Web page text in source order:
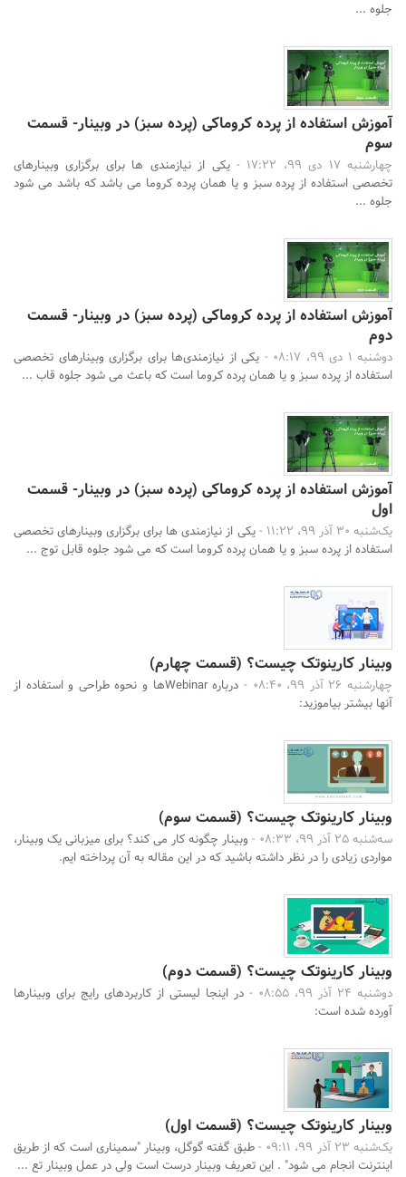
جلوه ...
آموزش استفاده از پرده کروماکی (پرده سبز) در وبینار- قسمت
سوم
چهارشنبه 17 دی 99، 17:22 -
یکی از نیازمندی ها برای برگزاری وبینارهای
تخصصی استفاده از پرده سبز و یا همان پرده کروما می باشد که باشد می شود
جلوه ...
آموزش استفاده از پرده کروماکی (پرده سبز) در وبینار- قسمت
دوم
دوشنبه 1 دی 99، 08:17 -
یکی از نیازمندی‌ها برای برگزاری وبینارهای تخصصی
استفاده از پرده سبز و یا همان پرده کروما است که باعث می شود جلوه قاب ...
آموزش استفاده از پرده کروماکی (پرده سبز) در وبینار- قسمت
اول
یک‌شنبه 30 آذر 99، 11:22 -
یکی از نیازمندی ها برای برگزاری وبینارهای تخصصی
استفاده از پرده سبز و یا همان پرده کروما است که می شود جلوه قابل توج ...
وبینار کارینوتک چیست؟ (قسمت چهارم)
چهارشنبه 26 آذر 99، 08:40 -
درباره Webinarها و نحوه طراحی و استفاده از
آنها بیشتر بیاموزید:
وبینار کارینوتک چیست؟ (قسمت سوم)
سه‌شنبه 25 آذر 99، 08:33 -
وبینار چگونه کار می کند؟ برای میزبانی یک وبینار،
مواردی زیادی را در نظر داشته باشید که در این مقاله به آن پرداخته ایم.
وبینار کارینوتک چیست؟ (قسمت دوم)
دوشنبه 24 آذر 99، 08:55 -
در اینجا لیستی از کاربردهای رایج برای وبینارها
آورده شده است:
وبینار کارینوتک چیست؟ (قسمت اول)
یک‌شنبه 23 آذر 99، 09:11 -
طبق گفته گوگل، وبینار "سمیناری است که از طریق
اینترنت انجام می شود" . این تعریف وبینار درست است ولی در عمل وبینار تع ...